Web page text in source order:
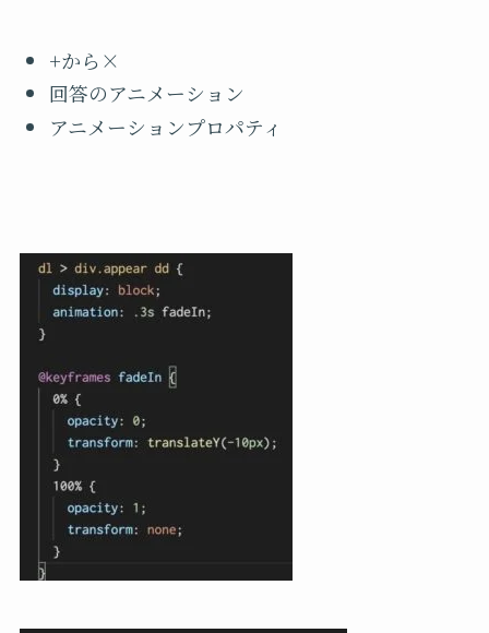
+から×
回答のアニメーション
アニメーションプロパティ